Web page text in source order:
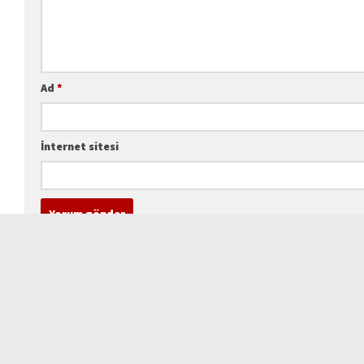
Ad *
İnternet sitesi